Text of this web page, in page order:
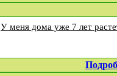
У меня дома уже 7 лет